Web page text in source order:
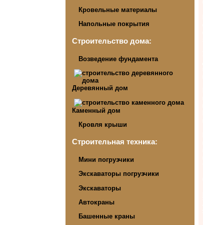
Кровельные материалы
Напольные покрытия
Строительство дома:
Возведение фундамента
Деревянный дом
Каменный дом
Кровля крыши
Строительная техника:
Мини погрузчики
Экскаваторы погрузчики
Экскаваторы
Автокраны
Башенные краны